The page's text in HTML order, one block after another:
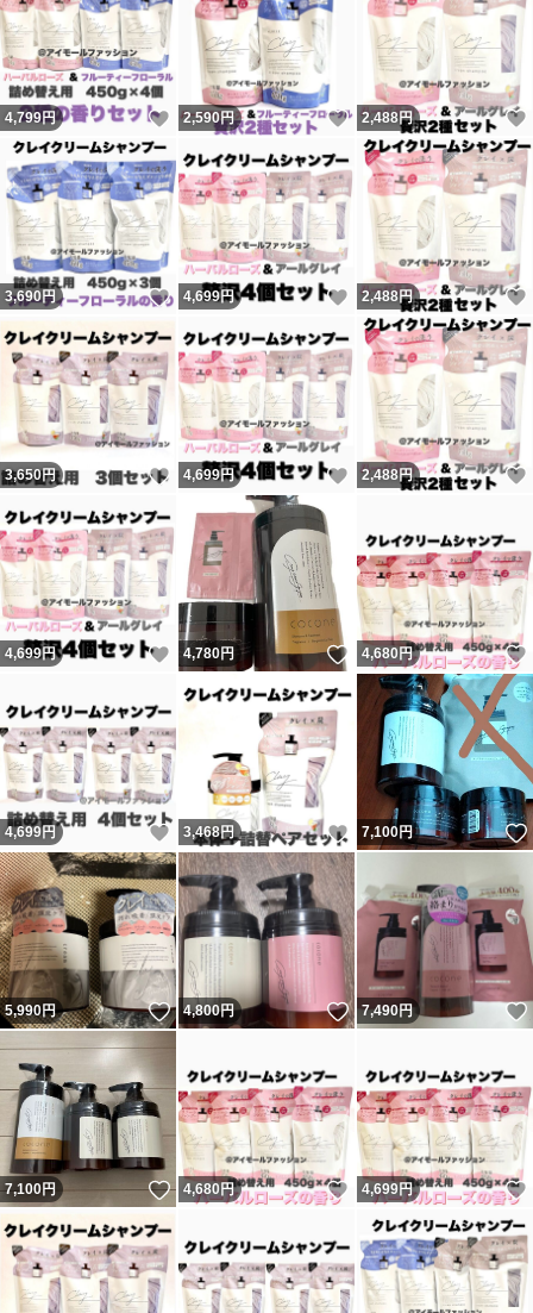
4,799円 いいね！
2,590円 いいね！
2,488円
3,690円 いいね！
4,699円 いいね！
2,488円
3,650円 いいね！
4,699円 いいね！
2,488円
4,699円 いいね！
4,780円 いいね！
4,680円
4,699円 いいね！
3,468円 いいね！
7,100円
5,990円 いいね！
4,800円 いいね！
7,490円
7,100円 いいね！
4,680円 いいね！
4,699円